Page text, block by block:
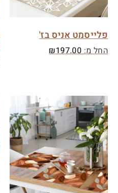
פלייסמט אניס בז'
החל מ: ₪197.00